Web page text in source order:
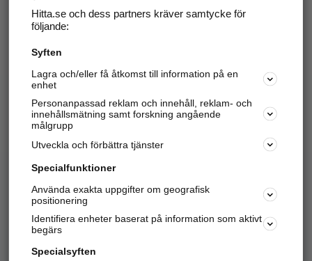
Hitta.se - Gratis nummerupplysning.
Sök företag, personer och platser.
Hitta telefonnummer, adresser, företagsinfo mm.
Marknadsför företaget
Kom igång och annonsera mot
samarbetspartners nära dig.
Hitta.se och dess partners kräver samtycke för
följande:
Syften
Lagra och/eller få åtkomst till information på en
enhet
Personanpassad reklam och innehåll, reklam- och
innehållsmätning samt forskning angående
målgrupp
Utveckla och förbättra tjänster
Specialfunktioner
Använda exakta uppgifter om geografisk
positionering
Identifiera enheter baserat på information som aktivt
begärs
Specialsyften